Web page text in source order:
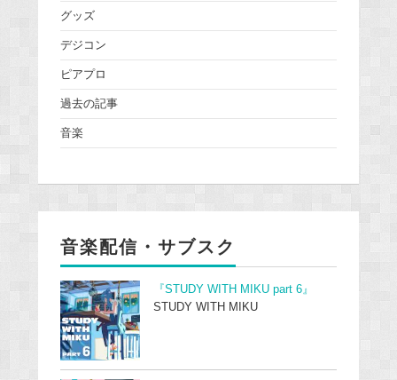
グッズ
デジコン
ピアプロ
過去の記事
音楽
音楽配信・サブスク
『STUDY WITH MIKU part 6』
STUDY WITH MIKU